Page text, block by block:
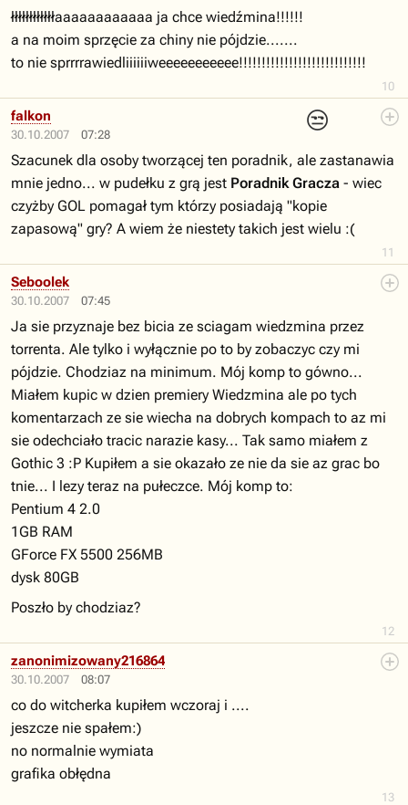
10
łłłłłłłłłłłłaaaaaaaaaaaa ja chce wiedźmina!!!!!!
a na moim sprzęcie za chiny nie pójdzie.......
to nie sprrrrawiedliiiiiiweeeeeeeeeee!!!!!!!!!!!!!!!!!!!!!!!!!!!!
30.10.2007 07:28
😒
11
falkon
Szacunek dla osoby tworzącej ten poradnik, ale zastanawia
mnie jedno... w pudełku z grą jest Poradnik Gracza - wiec
czyżby GOL pomagał tym którzy posiadają "kopie
zapasową" gry? A wiem że niestety takich jest wielu :(
30.10.2007 07:45
12
Seboolek
Ja sie przyznaje bez bicia ze sciagam wiedzmina przez
torrenta. Ale tylko i wyłącznie po to by zobaczyc czy mi
pójdzie. Chodziaz na minimum. Mój komp to gówno...
Miałem kupic w dzien premiery Wiedzmina ale po tych
komentarzach ze sie wiecha na dobrych kompach to az mi
sie odechciało tracic narazie kasy... Tak samo miałem z
Gothic 3 :P Kupiłem a sie okazało ze nie da sie az grac bo
tnie... I lezy teraz na pułeczce. Mój komp to:
Pentium 4 2.0
1GB RAM
GForce FX 5500 256MB
dysk 80GB
Poszło by chodziaz?
30.10.2007 08:07
13
zanonimizowany216864
co do witcherka kupiłem wczoraj i ....
jeszcze nie spałem:)
no normalnie wymiata
grafika obłędna